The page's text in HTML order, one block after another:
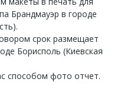
Брандмауэр в городе
срок размещает
Борисполь (Киевская
способом фото отчет.